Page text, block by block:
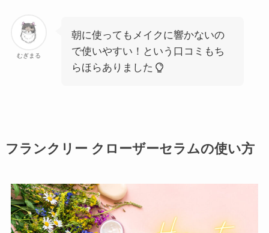
むぎまる
朝に使ってもメイクに響かないの
で使いやすい！という口コミもち
らほらありました
フランクリー クローザーセラムの使い方